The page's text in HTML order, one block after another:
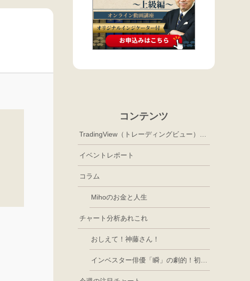
コンテンツ
イベントレポート
コラム
Mihoのお金と人生
チャート分析あれこれ
おしえて！神藤さん！